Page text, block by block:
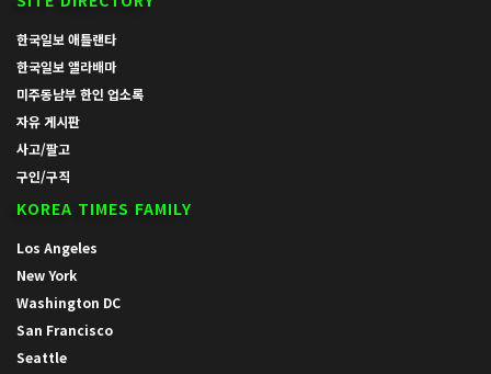
한국일보 애틀랜타
한국일보 앨라배마
미주동남부 한인 업소록
자유 게시판
사고/팔고
구인/구직
KOREA TIMES FAMILY
Los Angeles
New York
Washington DC
San Francisco
Seattle